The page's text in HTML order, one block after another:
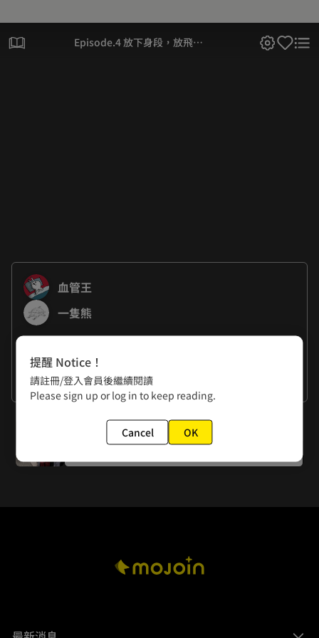
Episode.4 放下身段，放飛自
血管王
一隻熊
血管王：阿直充滿肌肉的腿如果穿長襪會循環不良，所以只能
裸腿了。
一隻熊：「小丸：『計畫通』」
一隻熊IG-@yan_xiong0722
看更多
提醒 Notice！
請註冊/登入會員後繼續閱讀
Please sign up or log in to keep reading.
Cancel OK